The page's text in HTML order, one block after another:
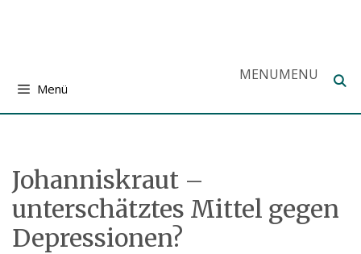
Menü
MENUMENU
Johanniskraut –
unterschätztes Mittel gegen
Depressionen?